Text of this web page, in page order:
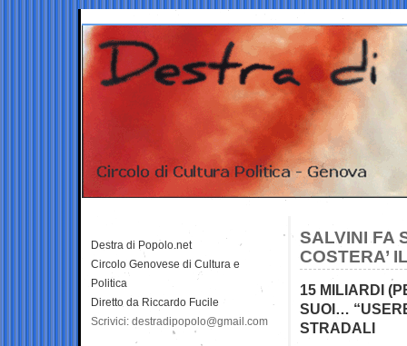
SALVINI FA
COSTERA’
15 MILIARDI
SUOI…
STRADALI
Destra di Popolo.net
Circolo Genovese di Cultura e
Politica
Diretto da Riccardo Fucile
Scrivici: destradipopolo@gmail.com